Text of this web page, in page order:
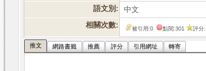
語文別:
中文
相關次數:
被引用:0 點閱:301 評分:
推文 網路書籤 推薦 評分 引用網址 轉寄